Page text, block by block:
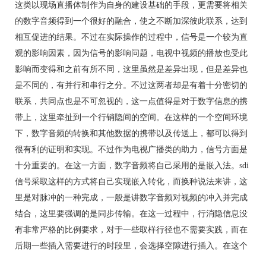
这类以现场直播体制作为自身的建设基础的手段，更需要将相关
的数字音频得到一个很好的融合，使之不断加深彼此联系，达到
相互促进的结果。不过在实际操作的过程中，信号是一个较为直
观的影响因素，因为信号的影响问题，电视中视频的播放也受此
影响而变得和之前有所不同，这里虽然是差异出现，但是差异也
是不同的，有并行和串行之分。不过这两者却是有着十分密切的
联系，共同点也是不可忽视的，这一点值得是对于数字信息的携
带上，这里牵扯到一个行销隐间的空间。在这样的一个空间环境
下，数字音频的转换和其他数据的携带以及传送上，都可以得到
很有利的证明和实现。不过作为电视广播类的助力，信号方面是
十分重要的。在这一方面，数字音频将自己采用的是嵌入法。sdi
信号采取这样的方式将自己实现嵌入转化，而换种说法来讲，这
里是对脉冲的一种完成，一般是讲数字音频对视频的冲入并完成
结合，这里要强调的是同步传输。在这一过程中，行消隐信息没
有非常严格的比例要求，对于一些取样行径也不需要实践，而在
后期一些插入需要进行的时段里，会选择空隙进行插入。在这个